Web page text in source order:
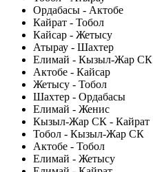
Ордабасы - Актобе
Кайрат - Тобол
Кайсар - Жетысу
Атырау - Шахтер
Елимай - Кызыл-Жар СК
Актобе - Кайсар
Жетысу - Тобол
Шахтер - Ордабасы
Елимай - Женис
Кызыл-Жар СК - Кайрат
Тобол - Кызыл-Жар СК
Актобе - Тобол
Елимай - Жетысу